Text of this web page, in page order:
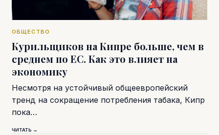
ОБЩЕСТВО
Курильщиков на Кипре больше, чем в
среднем по ЕС. Как это влияет на
экономику
Несмотря на устойчивый общеевропейский
тренд на сокращение потребления табака, Кипр
пока…
ЧИТАТЬ →